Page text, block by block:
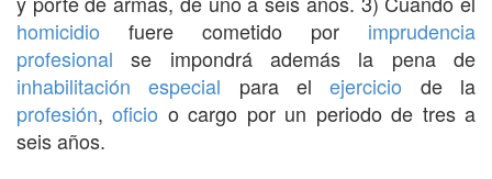
homicidio fuere cometido por imprudencia
profesional se impondrá además la pena de
inhabilitación especial para elejercicio de la
profesión,oficio o cargo por un periodo de tres a
seis años.